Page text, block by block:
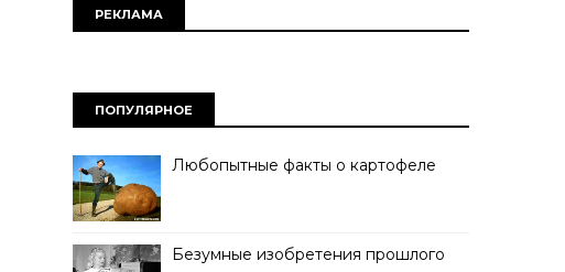
РЕКЛАМА
ПОПУЛЯРНОЕ
Любопытные факты о картофеле
Безумные изобретения прошлого